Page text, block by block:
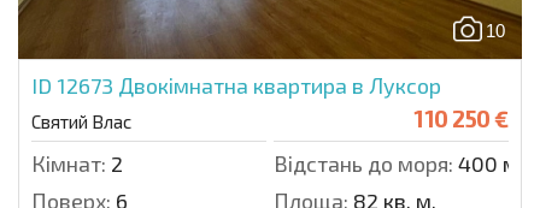
10
ID 12673 Двокімнатна квартира в Луксор
Святий Влас 110 250 €
Кімнат: 2 Відстань до моря: 400 м.
Поверх: 6 Площа: 82 кв. м.